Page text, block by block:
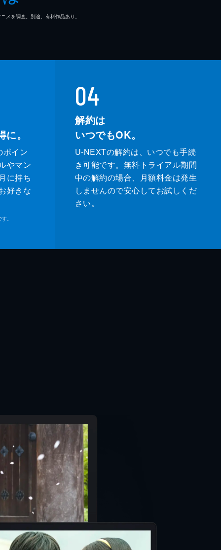
を調査。別途、有料作品あり。
。
ポイン
やマン
に持ち
好きな
。
04
解約は
いつでもOK。
U-NEXTの解約は、いつでも手続
き可能です。無料トライアル期間
中の解約の場合、月額料金は発生
しませんので安心してお試しくだ
さい。